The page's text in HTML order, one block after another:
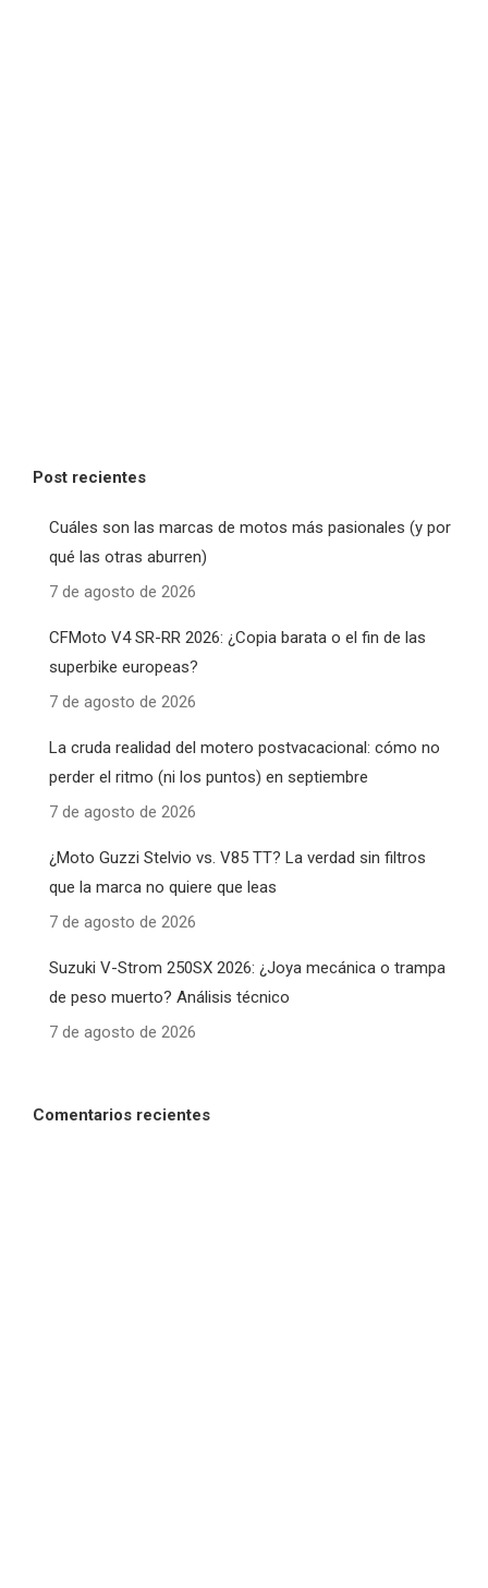
Post recientes
Cuáles son las marcas de motos más pasionales (y por
qué las otras aburren)
7 de agosto de 2026
CFMoto V4 SR-RR 2026: ¿Copia barata o el fin de las
superbike europeas?
7 de agosto de 2026
La cruda realidad del motero postvacacional: cómo no
perder el ritmo (ni los puntos) en septiembre
7 de agosto de 2026
¿Moto Guzzi Stelvio vs. V85 TT? La verdad sin filtros
que la marca no quiere que leas
7 de agosto de 2026
Suzuki V-Strom 250SX 2026: ¿Joya mecánica o trampa
de peso muerto? Análisis técnico
7 de agosto de 2026
Comentarios recientes